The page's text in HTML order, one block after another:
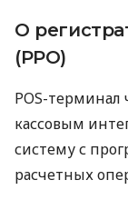
О
(РРО)
POS-терминал
кассовым
систему с
расчетных